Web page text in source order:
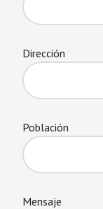
Dirección
Población
Mensaje